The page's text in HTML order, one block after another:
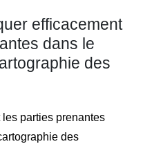
efficacement
dans le
des
les parties prenantes
des